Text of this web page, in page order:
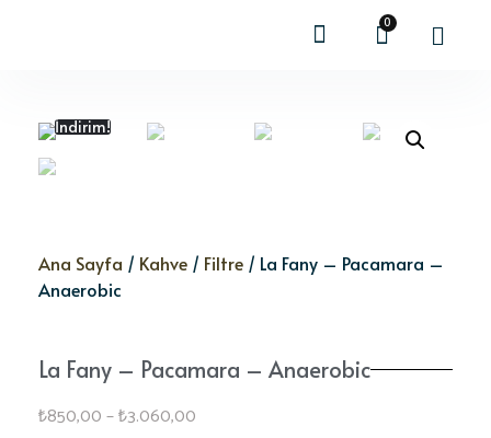
0
İndirim!
Ana Sayfa / Kahve / Filtre / La Fany – Pacamara –
Anaerobic
La Fany – Pacamara – Anaerobic
₺850,00–₺3.060,00